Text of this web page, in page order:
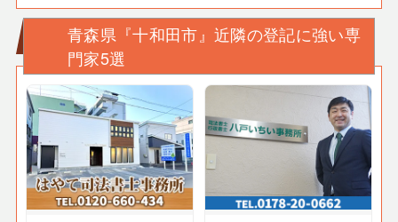
青森県『十和田市』近隣の登記に強い専
門家5選